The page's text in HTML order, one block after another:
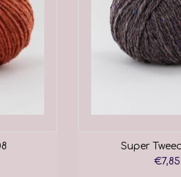
Super
€7,85